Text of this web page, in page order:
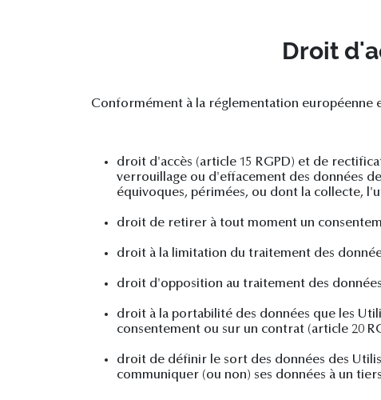
Droit
Conformément à la réglementation européenne
droit d'accès (article 15 RGPD) et de
verrouillage ou d'effacement des données
équivoques, périmées, ou dont la collecte,
droit de retirer à tout moment un
droit à la limitation du traitement des
droit d'opposition au traitement des
droit à la portabilité des données que les
consentement ou sur un contrat (article 20
droit de définir le sort des données des
communiquer (ou non) ses données à un